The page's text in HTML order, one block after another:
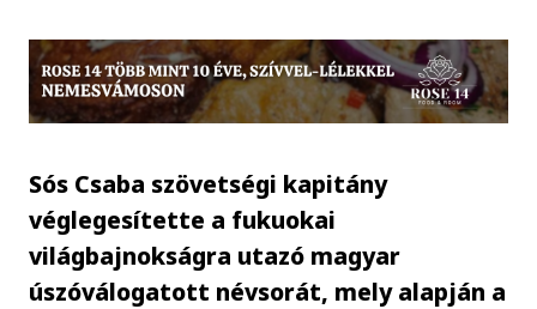
Sós Csaba szövetségi kapitány
véglegesítette a fukuokai
világbajnokságra utazó magyar
úszóválogatott névsorát, mely alapján a